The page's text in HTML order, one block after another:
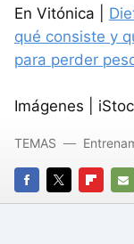
En Vitónica |
qué consiste y
para perder
Imágenes |
FACEBOOK
TWITTER
E-
TEMAS